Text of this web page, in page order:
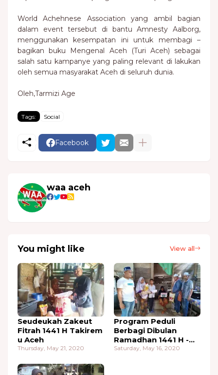
World Achehnese Association yang ambil bagian
dalam event tersebut di bantu Amnesty Aalborg,
menggunakan kesempatan ini untuk membagi –
bagikan buku Mengenal Aceh (Turi Aceh) sebagai
salah satu kampanye yang paling relevant di lakukan
oleh semua masyarakat Aceh di seluruh dunia.
Oleh,Tarmizi Age
Tags: Social
Facebook
waa aceh
You might like View all
Seudeukah Zakeut
Fitrah 1441 H Takirem
u Aceh
Thursday, May 21, 2020
Program Peduli
Berbagi Dibulan
Ramadhan 1441 H -
2020
Saturday, May 16, 2020